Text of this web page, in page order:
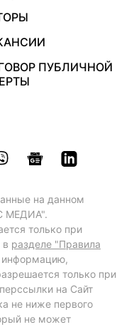
ПУБЛИЧНОЙ
на данном
МЕДИА".
только при
в разделе "Правила
информацию,
только при
на Сайт
не ниже первого
не может